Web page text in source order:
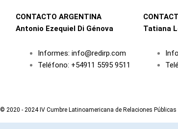
CONTACTO ARGENTINA
Antonio Ezequiel Di Génova
Informes: info@redirp.com
Teléfono: +54911 5595 9511
Tatiana
© 2020 - 2024 IV Cumbre Latinoamericana de Relaciones